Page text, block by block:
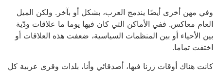
وفي مهن أخرى أيضًا يندمج العرب، بشكل أو بآخر. ولكن الميل
العام معاكس. ففي الأماكن التي كان فيها يوما ما علاقات ودّية
بين الأحياء أو بين المنظمات السياسية، ضعفت هذه العلاقات أو
اختفت تماما.
كانت هناك أوقات زرنا فيها، أصدقائي وأنا، بلدات وقرى عربية كل